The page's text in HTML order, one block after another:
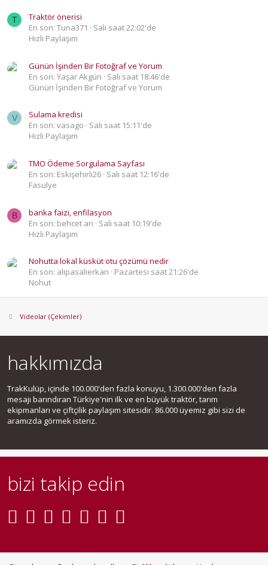
T
Traktör önerisi
En son: Tuna371
Salı saat 22:02'de
Hızlı Paylaşım
Günün İşinden Bir Fotoğraf ve Yorum
En son: Yaşar Akgün
Salı saat 18:46'de
Günün İşinden Bir Fotoğraf ve Yorum
V
Sulama kredisi
En son: vasago
Salı saat 15:11'de
Hızlı Paylaşım
TMO Ödeme Sorgulama Sayfası
En son: Eskişehirli26 Salı saat 12:16'de
Fasulye
B
banka faizi, enfilasyon
En son: behcet arı
Salı saat 10:19'de
Hızlı Paylaşım
Nohutta lokal küsküt otu çözümü nedir
En son: alipasalierkan
Pazartesi saat 21:26'de
Nohut
Videolar (Çekimler)
hakkımızda
TrakKulüp, içinde 100.000'den fazla konuyu, 1.300.000'den fazla
mesajı barındıran Türkiye'nin ilk ve en büyük traktör, tarım
ekipmanları ve çiftçilik paylaşım sitesidir. 86.000 üyemiz gibi sizi de
aramızda görmek isteriz.
bizi takip edin